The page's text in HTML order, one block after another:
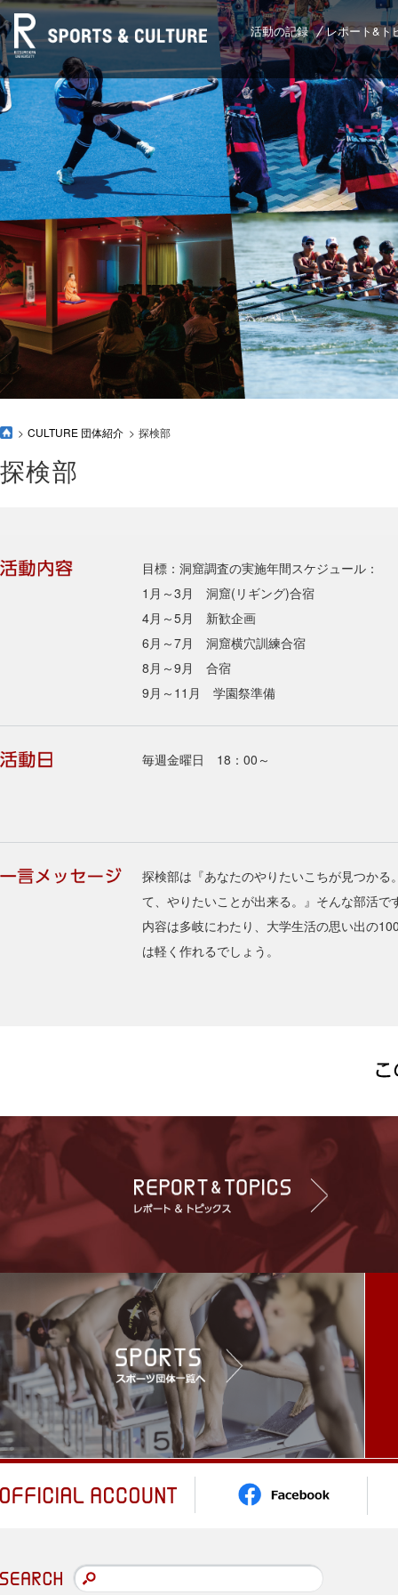
活動の記録 レポート&ト
CULTURE 団体紹介 探検部
探検部
目標：洞窟調査の実施年間スケジュール：
1月～3月 洞窟(リギング)合宿
4月～5月 新歓企画
6月～7月 洞窟横穴訓練合宿
8月～9月 合宿
9月～11月 学園祭準備
毎週金曜日 18：00～
探検部は『あなたのやりたいこちが見つかる
て、やりたいことが出来る。』そんな部活で
内容は多岐にわたり、大学生活の思い出の
は軽く作れるでしょう。